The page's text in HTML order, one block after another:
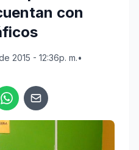
con
2015 - 12:36p. m.•